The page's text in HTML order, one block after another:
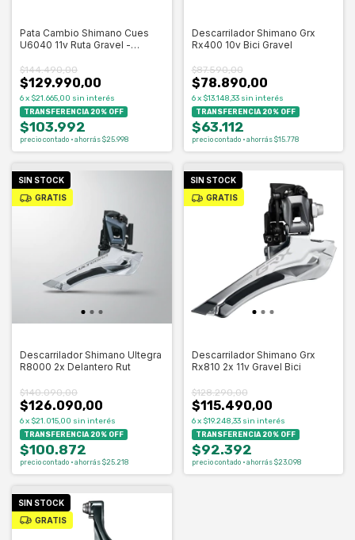
Pata Cambio Shimano Cues
U6040 11v Ruta Gravel -
$129.990,00
$144.490,00
6x $21.665,00 sin interés
TRANSFERENCIA 20% OFF
$103.992
precio contado · ahorrás $25.998
Descarrilador Shimano Grx
Rx400 10v Bici Gravel
$78.890,00
$87.590,00
6 x $13.148,33 sin interés
TRANSFERENCIA 20% OFF
$63.112
precio contado · ahorrás $15.778
SIN STOCK
GRATIS
Descarrilador Shimano Ultegra
R8000 2x Delantero Rut
$126.090,00
$140.090,00
6x $21.015,00 sin interés
TRANSFERENCIA 20% OFF
$100.872
precio contado · ahorrás $25.218
SIN STOCK
GRATIS
Descarrilador Shimano Grx
Rx810 2x 11v Gravel Bici
$115.490,00
$128.290,00
6 x $19.248,33 sin interés
TRANSFERENCIA 20% OFF
$92.392
precio contado · ahorrás $23.098
SIN STOCK
GRATIS